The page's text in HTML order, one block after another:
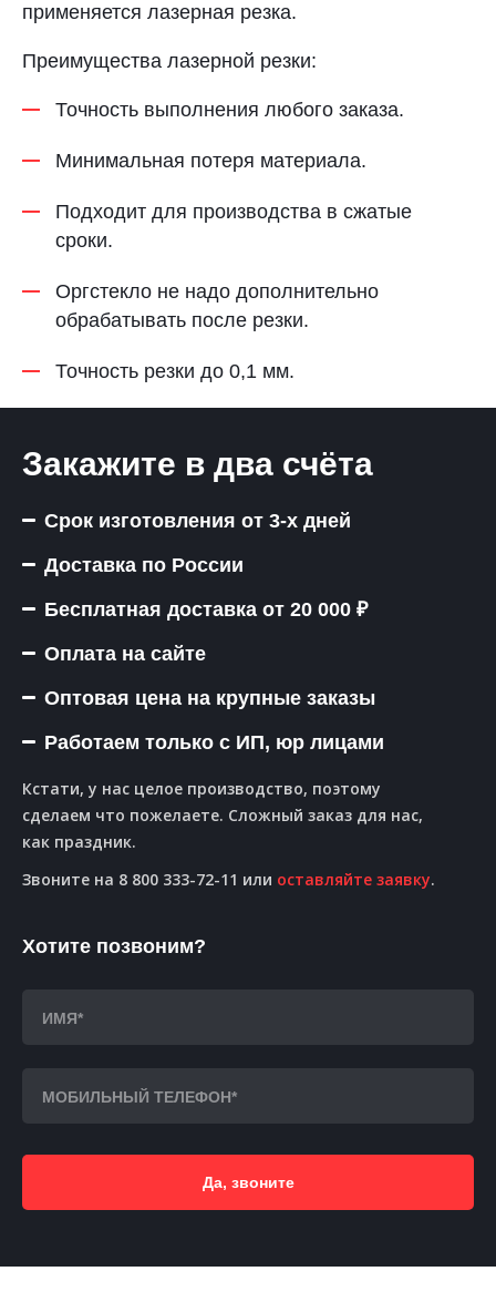
применяется лазерная резка.
Преимущества лазерной резки:
Точность выполнения любого заказа.
Минимальная потеря материала.
Подходит для производства в сжатые
сроки.
Оргстекло не надо дополнительно
обрабатывать после резки.
Точность резки до 0,1 мм.
Закажите в два счёта
Срок изготовления от 3-х дней
Доставка по России
Бесплатная доставка от 20 000 ₽
Оплата на сайте
Оптовая цена на крупные заказы
Работаем только с ИП, юр лицами
Кстати, у нас целое производство, поэтому
сделаем что пожелаете. Сложный заказ для нас,
как праздник.
Звоните на 8 800 333-72-11 или оставляйте заявку.
Хотите позвоним?
Да, звоните